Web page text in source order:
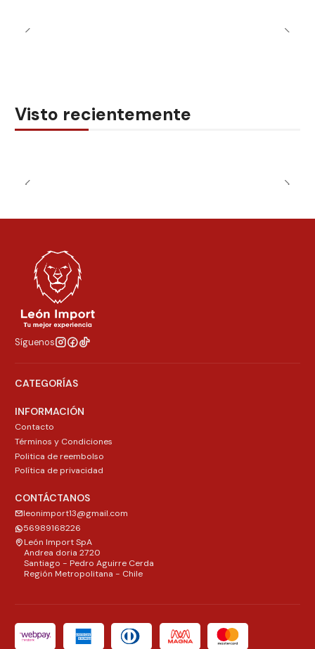
Visto recientemente
Síguenos
CATEGORÍAS
INFORMACIÓN
Contacto
Términos y Condiciones
Politica de reembolso
Política de privacidad
CONTÁCTANOS
leonimport13@gmail.com
56989168226
León Import SpA
Andrea doria 2720
Santiago - Pedro Aguirre Cerda
Región Metropolitana - Chile